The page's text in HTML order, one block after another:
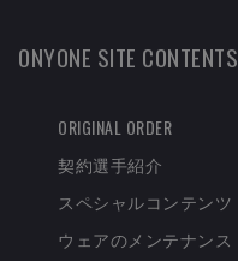
ONYONE SITE CONTENTS
ORIGINAL ORDER
契約選手紹介
スペシャルコンテンツ
ウェアのメンテナンス